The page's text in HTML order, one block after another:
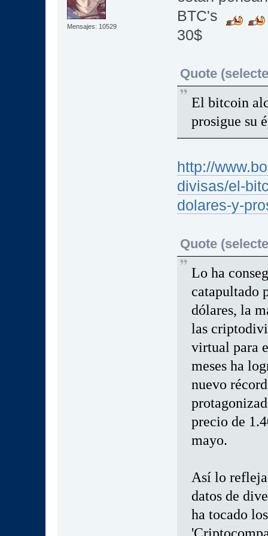
Mensajes: 10529
BTC's
30$
Quote
El bitcoin
prosigue su
http://
divisas/el-
dolares-y-
Quote
Lo ha
catapultado
dólares, la
las
virtual para
meses ha
nuevo
precio de
mayo.
Así lo
datos de
ha tocado